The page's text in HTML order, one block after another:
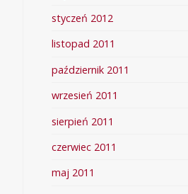
styczeń 2012
listopad 2011
październik 2011
wrzesień 2011
sierpień 2011
czerwiec 2011
maj 2011